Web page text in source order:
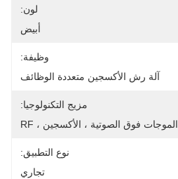
لون:
أبيض
وظيفة:
آلة رش الأكسجين متعددة الوظائف
مزيج التكنولوجيا:
الموجات فوق الصوتية ، الأكسجين ، RF
نوع التطبيق:
تجاري